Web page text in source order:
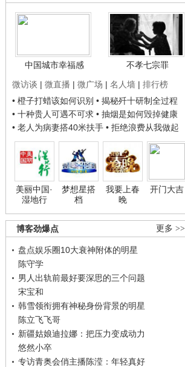
中国城市幸福感
不孝七宗罪
微访谈 | 微直播 | 微广场 | 名人墙 | 排行榜
• 橙子打蜡该如何识别 • 揭秘歼十研制全过程
• 十种贵人可遇不可求 • 抽烟是如何毁掉健康
• 老人为病妻搭40米扶手 • 拒绝浪费从我做起
美丽中国·
湿地行
梦想星搭
档
我要上春
晚
开门大吉
更多 >>
博客劲爆点
盘点娱乐圈10大衰神附体的明星
陈守学
男人出轨前最好要深思的三个问题
宋宝和
韩雪领衔拥有神秘身份背景的明星
陈立飞飞哥
新疆姑娘迪拉娜：把压力变成动力
悠然小卒
专访青奥会俏主播陈滢：年轻真好